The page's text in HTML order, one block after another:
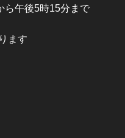
ら午後5時15分まで
ます